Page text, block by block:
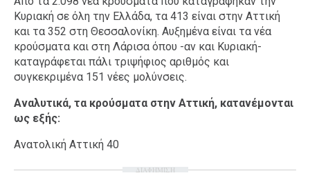
Κυριακή σε όλη την Ελλάδα, τα 413 είναι στην Αττική
και τα 352 στη Θεσσαλονίκη. Αυξημένα είναι τα νέα
κρούσματα και στη Λάρισα όπου -αν και Κυριακή-
καταγράφεται πάλι τριψήφιος αριθμός και
συγκεκριμένα 151 νέες μολύνσεις.
Αναλυτικά, τα κρούσματα στην Αττική, κατανέμονται
ως εξής:
Ανατολική Αττική 40
ΔΙΑΦΗΜΙΣΗ